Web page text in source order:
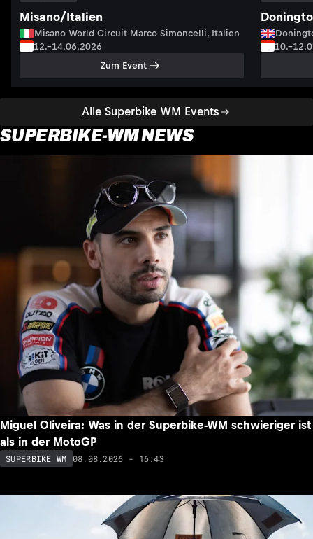
Alle Superbike WM Events
Misano/Italien
Misano World Circuit Marco Simoncelli, Italien
12.–14.06.2026
Zum Event
SUPERBIKE-WM NEWS
Miguel Oliveira: Was in der Superbike-WM schwieriger ist
als in der MotoGP
SUPERBIKE WM 08.08.2026 - 16:43